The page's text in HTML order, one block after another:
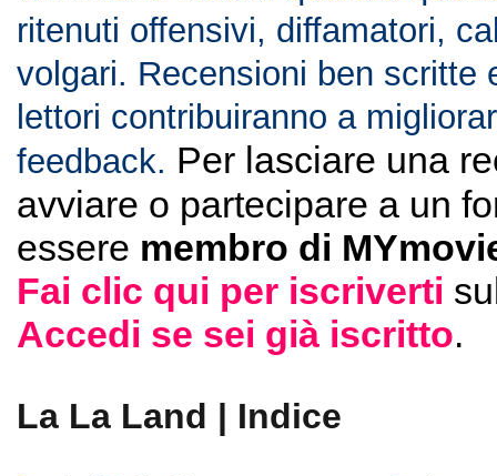
ritenuti offensivi, diffamatori,
volgari. Recensioni ben scritte
lettori contribuiranno a
feedback. Per lasciare una
avviare o partecipare a un
essere membro di
Fai clic qui per iscriverti
Accedi se sei già iscritto.
La La Land | Indice